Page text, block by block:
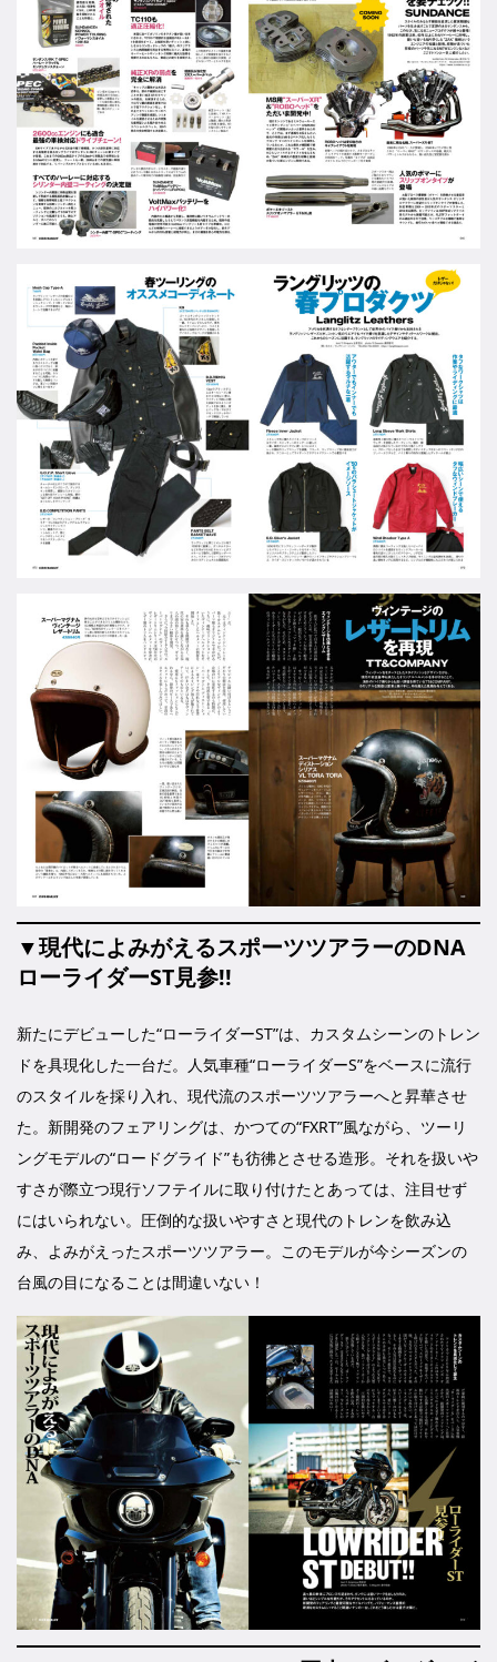
▼現代によみがえるスポーツツアラーのDNA
ローライダーST見参!!
新たにデビューした“ローライダーST”は、カスタムシーンのトレン
ドを具現化した一台だ。人気車種“ローライダーS”をベースに流行
のスタイルを採り入れ、現代流のスポーツツアラーへと昇華させ
た。新開発のフェアリングは、かつての“FXRT”風ながら、ツーリ
ングモデルの“ロードグライド”も彷彿とさせる造形。それを扱いや
すさが際立つ現行ソフテイルに取り付けたとあっては、注目せず
にはいられない。圧倒的な扱いやすさと現代のトレンを飲み込
み、よみがえったスポーツツアラー。このモデルが今シーズンの
台風の目になることは間違いない！